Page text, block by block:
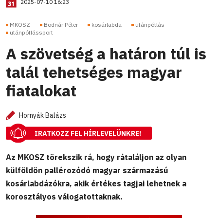
2025-07-10 16:23
MKOSZ Bodnár Péter kosárlabda
utánpótlás
utánpótlássport
A szövetség a határon túl is
talál tehetséges magyar
fiatalokat
Hornyák Balázs
IRATKOZZ FEL HÍRLEVELÜNKRE!
Az MKOSZ törekszik rá, hogy rátaláljon az olyan
külföldön pallérozódó magyar származású
kosárlabdázókra, akik értékes tagjai lehetnek a
korosztályos válogatottaknak.